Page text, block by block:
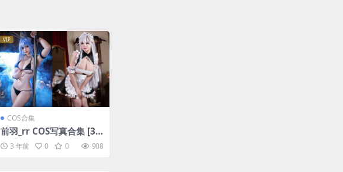
VIP
COS合集
前羽_rr COS写真合集 [36
套][持续更新]
3 年前 0 0 908